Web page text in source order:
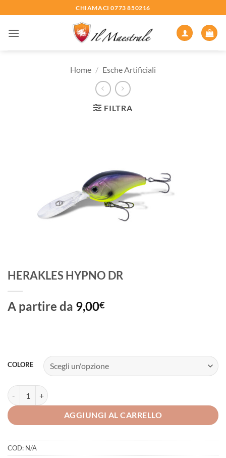
ai
contenuti
CHIAMACI 0773 850216
Home / Esche Artificiali
FILTRA
HERAKLES HYPNO DR
A partire da 9,00€
COLORE
HERAKLES HYPNO DR quantità
AGGIUNGI AL CARRELLO
COD: N/A